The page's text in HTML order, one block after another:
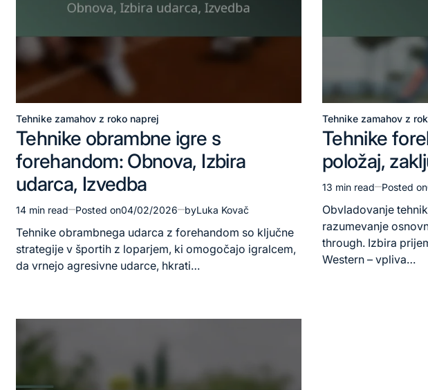
Posted
Tehnike zamahov z roko naprej
Tehnike obrambne igre s
forehandom: Obnova, Izbira
udarca, Izvedba
Estimated
read
time
14 min read Posted on04/02/2026 byLuka Kovač
Tehnike obrambnega udarca z forehandom so ključne
strategije v športih z loparjem, ki omogočajo igralcem,
da vrnejo agresivne udarce, hkrati…
Posted
Tehnike zamahov z
Tehnike
položaj,
Estimated
read
time
13 min read Posted on
Obvladovanje
razumevanje
through. Izbira
Western – vpliva…